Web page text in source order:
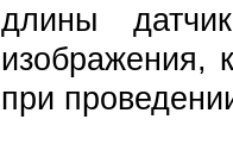
длины
изображения,
при